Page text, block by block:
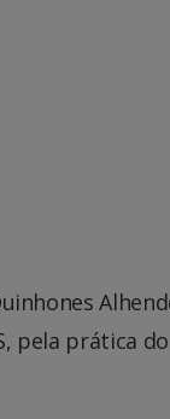
pela prática do